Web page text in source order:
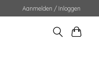
Aanmelden / Inloggen